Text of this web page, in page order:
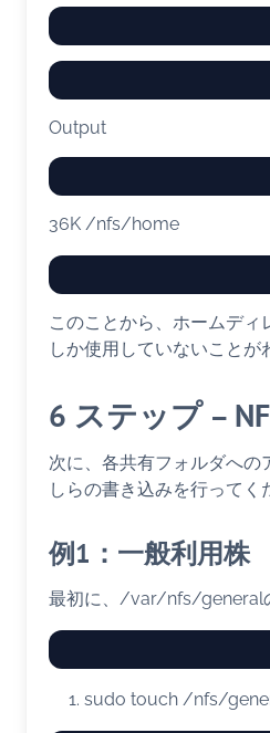
Output
36K /nfs/home
このことから、ホームデ
しか使用していないことが
6 ステップ –
次に、各共有フォルダへ
しらの書き込みを行ってく
例1：一般利用株
最初に、/var/nfs/general
sudo touch /nfs/